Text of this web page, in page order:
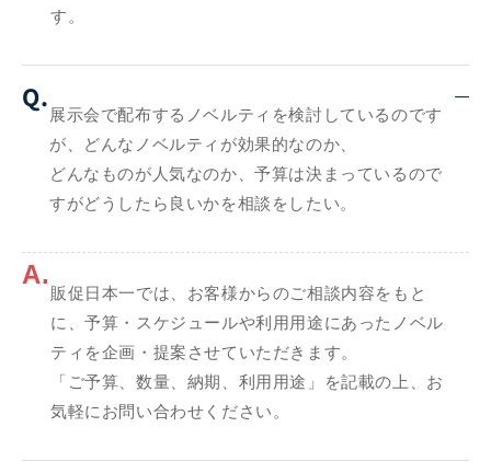
す。
Q.
展示会で配布するノベルティを検討しているのです
が、どんなノベルティが効果的なのか、
どんなものが人気なのか、予算は決まっているので
すがどうしたら良いかを相談をしたい。
A.
販促日本一では、お客様からのご相談内容をもと
に、予算・スケジュールや利用用途にあったノベル
ティを企画・提案させていただきます。
「ご予算、数量、納期、利用用途」を記載の上、お
気軽にお問い合わせください。